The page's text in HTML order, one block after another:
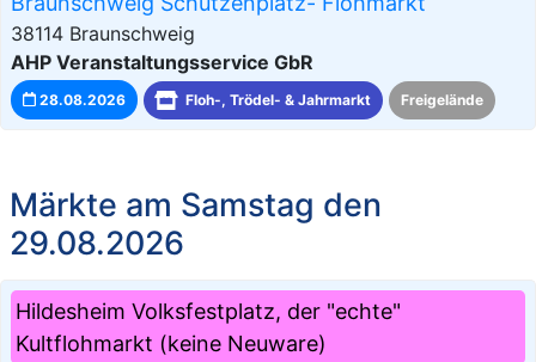
38114 Braunschweig
AHP Veranstaltungsservice GbR
28.08.2026 Floh-, Trödel- & Jahrmarkt Freigelände
Märkte am Samstag den
29.08.2026
Hildesheim Volksfestplatz, der "echte"
Kultflohmarkt (keine Neuware)